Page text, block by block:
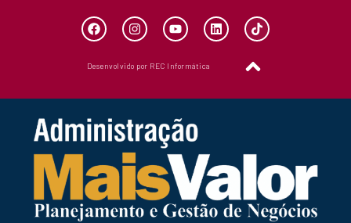
Desenvolvido por REC Informática